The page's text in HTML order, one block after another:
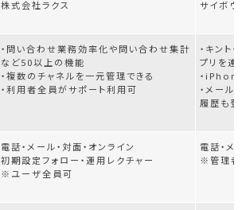
株式会社ラクス サイボウ
・問い合わせ業務効率化や問い合わせ集計
など50以上の機能
・複数のチャネルを一元管理できる
・利用者全員がサポート利用可
・キント
プリを連
・iPhone
・メール
履歴も登
電話・メール・対面・オンライン
初期設定フォロー・運用レクチャー
※ユーザ全員可
電話・メ
※管理者